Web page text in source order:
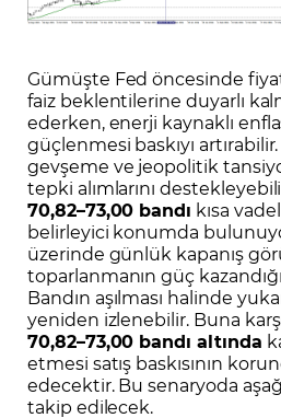
Gümüşte Fed öncesinde
faiz beklentilerine duyarlı
ederken, enerji kaynaklı
güçlenmesi baskıyı
gevşeme ve jeopolitik
tepki alımlarını
70,82–73,00 bandı kısa
belirleyici konumda
üzerinde günlük kapanış
toparlanmanın güç
Bandın aşılması halinde
yeniden izlenebilir. Buna
70,82–73,00 bandı altında
etmesi satış baskısının
edecektir. Bu senaryoda
takip edilecek.